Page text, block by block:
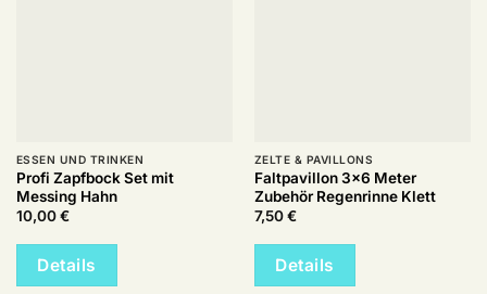
ESSEN UND TRINKEN
Profi Zapfbock Set mit
Messing Hahn
10,00€
Details
ZELTE & PAVILLONS
Faltpavillon 3×6 Meter
Zubehör Regenrinne Klett
7,50€
Details